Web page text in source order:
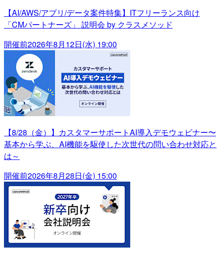
【AI/AWS/アプリ/データ案件特集】ITフリーランス向け
「CMパートナーズ」 説明会 by クラスメソッド
開催前2026年8月12日(水) 19:00
【8/28（金）】カスタマーサポートAI導入デモウェビナー〜
基本から学ぶ、AI機能を駆使した次世代の問い合わせ対応と
は～
開催前2026年8月28日(金) 15:00